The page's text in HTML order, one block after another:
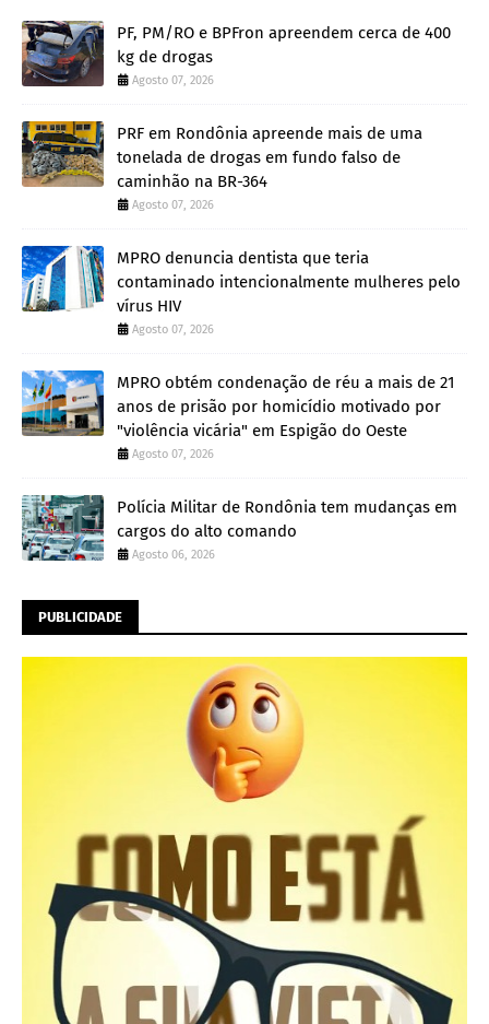
PF, PM/RO e BPFron apreendem cerca de 400
kg de drogas
Agosto 07, 2026
PRF em Rondônia apreende mais de uma
tonelada de drogas em fundo falso de
caminhão na BR-364
Agosto 07, 2026
MPRO denuncia dentista que teria
contaminado intencionalmente mulheres pelo
vírus HIV
Agosto 07, 2026
MPRO obtém condenação de réu a mais de 21
anos de prisão por homicídio motivado por
"violência vicária" em Espigão do Oeste
Agosto 07, 2026
Polícia Militar de Rondônia tem mudanças em
cargos do alto comando
Agosto 06, 2026
PUBLICIDADE